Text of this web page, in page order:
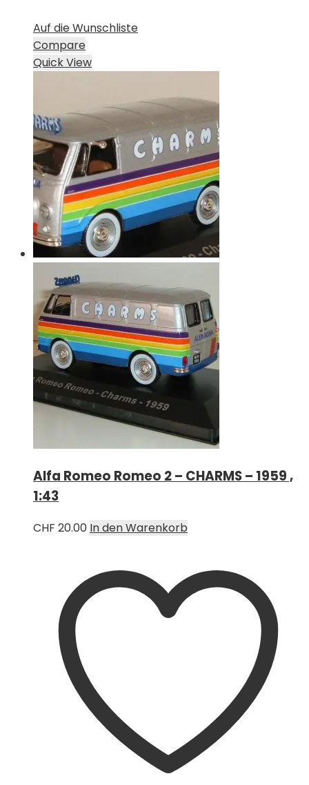
Auf die Wunschliste
Compare
Quick View
Alfa Romeo Romeo 2 – CHARMS – 1959 ,
1:43
CHF 20.00 In den Warenkorb